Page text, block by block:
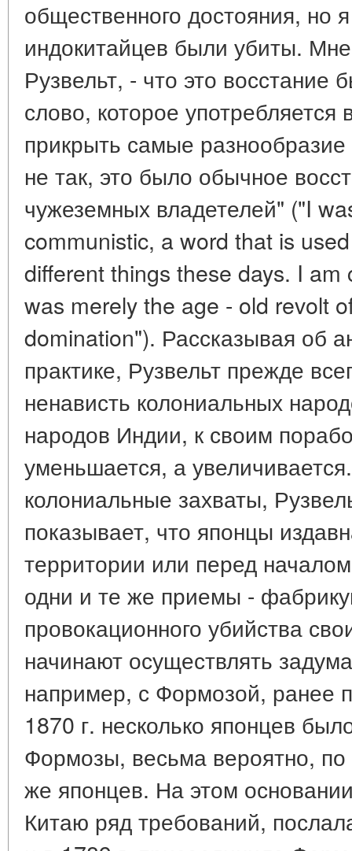
общественного достояния, но
индокитайцев были убиты.
Рузвельт, - что это восстание
слово, которое
прикрыть самые
не так, это было обычное
чужеземных владетелей" ("I
communistic, a word that is
different things these days. I
was merely the age - old revolt
domination"). Рассказывая об
практике, Рузвельт прежде
ненависть колониальных
народов Индии, к своим
уменьшается, а
колониальные захваты,
показывает, что японцы
территории или перед
одни и те же приемы -
провокационного убийства
начинают осуществлять
например, с Формозой, ранее
1870 г. несколько японцев
Формозы, весьма вероятно, по
же японцев. На этом
Китаю ряд требований,